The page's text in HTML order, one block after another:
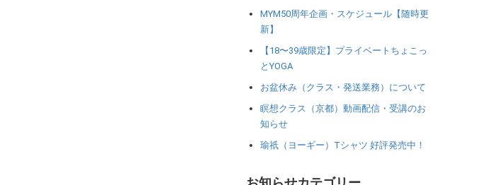
MYM50周年企画・スケジュール【随時更
新】
【18〜39歳限定】プライベートちょこっ
とYOGA
お盆休み（クラス・発送業務）について
瞑想クラス（京都）動画配信・受講のお
知らせ
瑜祇（ヨーギー）Tシャツ 好評発売中！